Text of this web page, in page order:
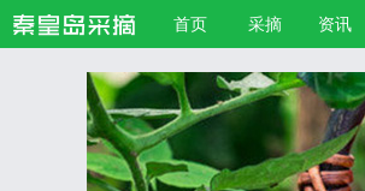
首页 采摘 资讯